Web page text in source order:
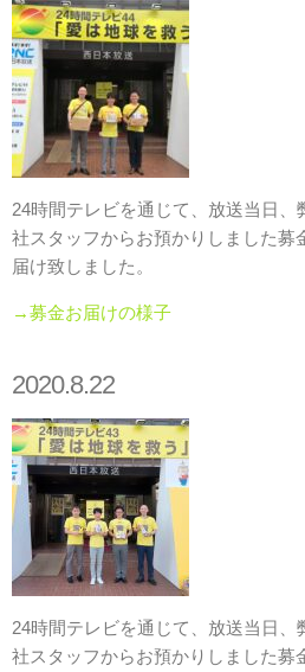
24時間テレビを通じて、放送当日
社スタッフからお預かりしました募
届け致しました。
→募金お届けの様子
2020.8.22
24時間テレビを通じて、放送当日
社スタッフからお預かりしました募